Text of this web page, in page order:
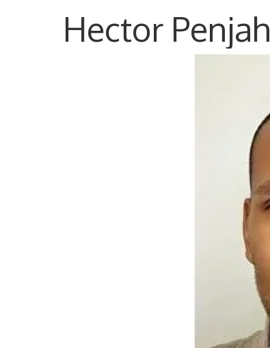
Hector Penjah